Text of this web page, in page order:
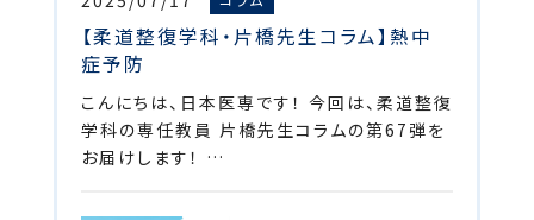
【柔道整復学科・片橋先生コラム】熱中
症予防
こんにちは、日本医専です！ 今回は、柔道整復
学科の専任教員 片橋先生コラムの第67弾を
お届けします！ …